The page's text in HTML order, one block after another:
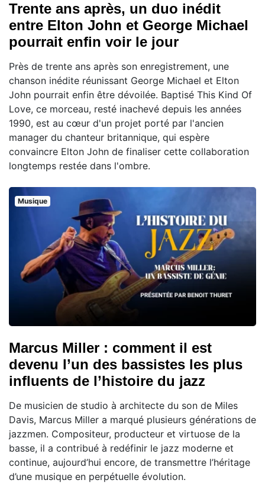
Trente ans après, un duo inédit
entre Elton John et George Michael
pourrait enfin voir le jour
Près de trente ans après son enregistrement, une
chanson inédite réunissant George Michael et Elton
John pourrait enfin être dévoilée. Baptisé This Kind Of
Love, ce morceau, resté inachevé depuis les années
1990, est au cœur d'un projet porté par l'ancien
manager du chanteur britannique, qui espère
convaincre Elton John de finaliser cette collaboration
longtemps restée dans l'ombre.
Musique
Marcus Miller : comment il est
devenu l’un des bassistes les plus
influents de l’histoire du jazz
De musicien de studio à architecte du son de Miles
Davis, Marcus Miller a marqué plusieurs générations de
jazzmen. Compositeur, producteur et virtuose de la
basse, il a contribué à redéfinir le jazz moderne et
continue, aujourd’hui encore, de transmettre l’héritage
d’une musique en perpétuelle évolution.